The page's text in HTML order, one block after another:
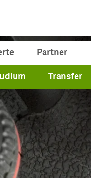
Partner
Transfer